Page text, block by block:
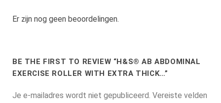
Er zijn nog geen beoordelingen.
BE THE FIRST TO REVIEW “H&S® AB ABDOMINAL
EXERCISE ROLLER WITH EXTRA THICK…”
Je e-mailadres wordt niet gepubliceerd. Vereiste velden